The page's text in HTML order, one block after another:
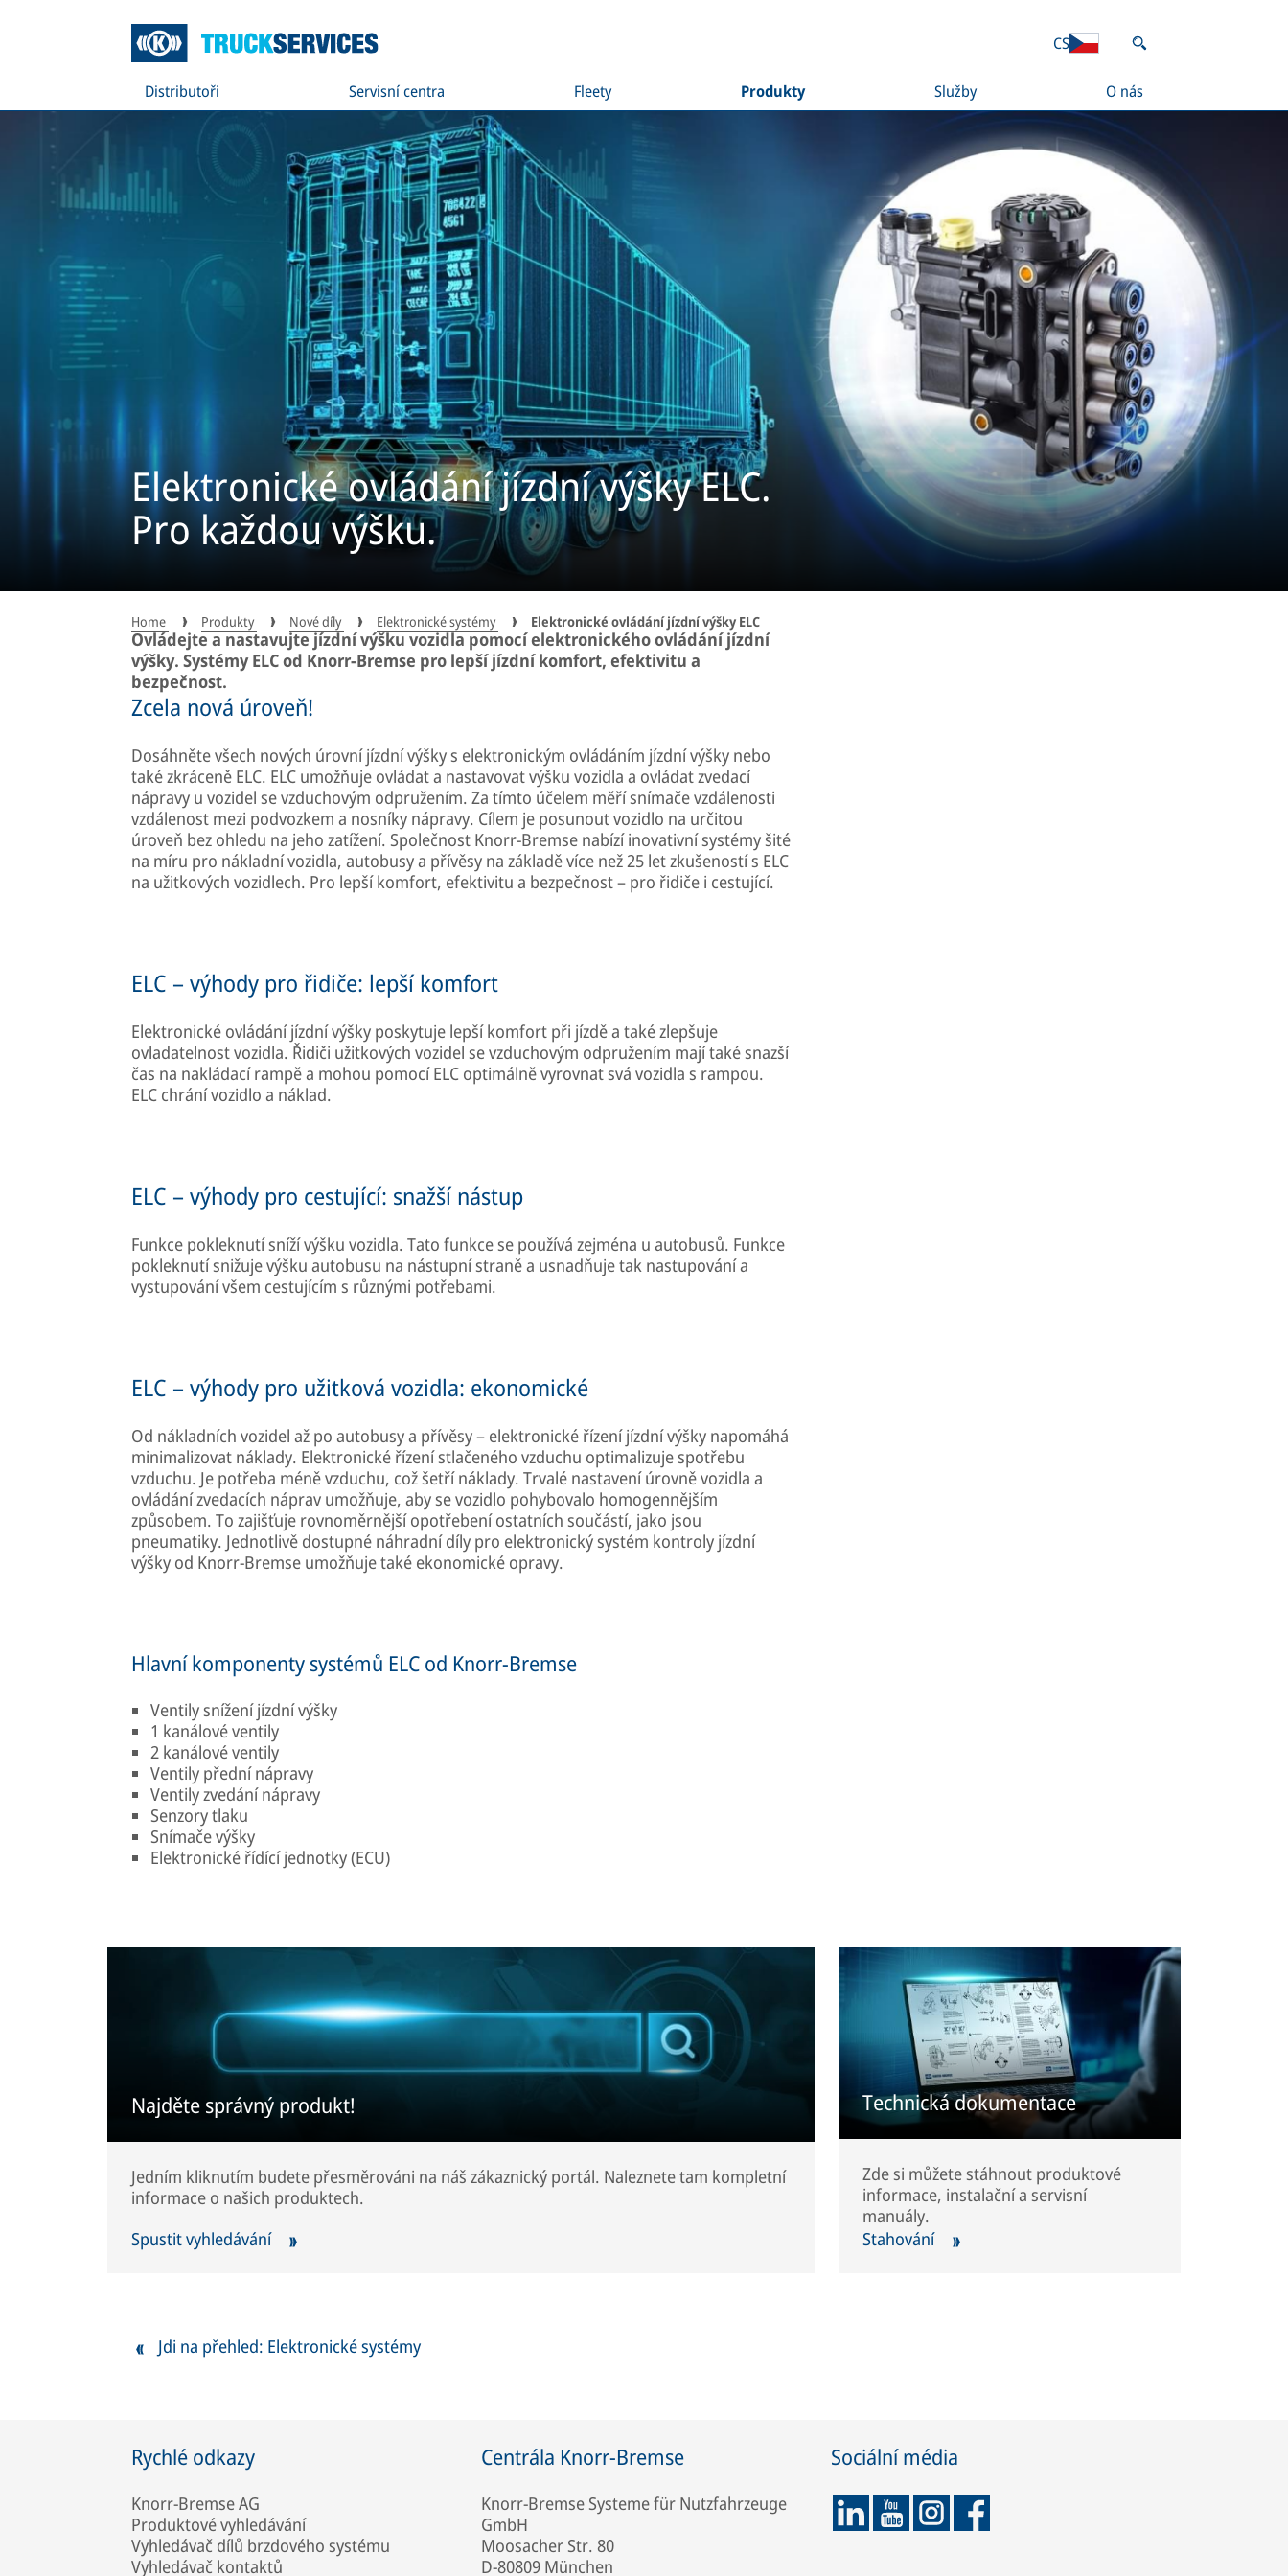
Distributoři Servisní centra Fleety Produkty Služby O nás
CS
Elektronické ovládání jízdní výšky ELC.
Pro každou výšku.
Home Produkty Nové díly Elektronické systémy Elektronické ovládání jízdní výšky ELC
Ovládejte a nastavujte jízdní výšku vozidla pomocí elektronického ovládání jízdní
výšky. Systémy ELC od Knorr-Bremse pro lepší jízdní komfort, efektivitu a
bezpečnost.
Zcela nová úroveň!
Dosáhněte všech nových úrovní jízdní výšky s elektronickým ovládáním jízdní výšky nebo
také zkráceně ELC. ELC umožňuje ovládat a nastavovat výšku vozidla a ovládat zvedací
nápravy u vozidel se vzduchovým odpružením. Za tímto účelem měří snímače vzdálenosti
vzdálenost mezi podvozkem a nosníky nápravy. Cílem je posunout vozidlo na určitou
úroveň bez ohledu na jeho zatížení. Společnost Knorr-Bremse nabízí inovativní systémy šité
na míru pro nákladní vozidla, autobusy a přívěsy na základě více než 25 let zkušeností s ELC
na užitkových vozidlech. Pro lepší komfort, efektivitu a bezpečnost – pro řidiče i cestující.
ELC – výhody pro řidiče: lepší komfort
Elektronické ovládání jízdní výšky poskytuje lepší komfort při jízdě a také zlepšuje
ovladatelnost vozidla. Řidiči užitkových vozidel se vzduchovým odpružením mají také snazší
čas na nakládací rampě a mohou pomocí ELC optimálně vyrovnat svá vozidla s rampou.
ELC chrání vozidlo a náklad.
ELC – výhody pro cestující: snažší nástup
Funkce pokleknutí sníží výšku vozidla. Tato funkce se používá zejména u autobusů. Funkce
pokleknutí snižuje výšku autobusu na nástupní straně a usnadňuje tak nastupování a
vystupování všem cestujícím s různými potřebami.
ELC – výhody pro užitková vozidla: ekonomické
Od nákladních vozidel až po autobusy a přívěsy – elektronické řízení jízdní výšky napomáhá
minimalizovat náklady. Elektronické řízení stlačeného vzduchu optimalizuje spotřebu
vzduchu. Je potřeba méně vzduchu, což šetří náklady. Trvalé nastavení úrovně vozidla a
ovládání zvedacích náprav umožňuje, aby se vozidlo pohybovalo homogennějším
způsobem. To zajišťuje rovnoměrnější opotřebení ostatních součástí, jako jsou
pneumatiky. Jednotlivě dostupné náhradní díly pro elektronický systém kontroly jízdní
výšky od Knorr-Bremse umožňuje také ekonomické opravy.
Hlavní komponenty systémů ELC od Knorr-Bremse
Ventily snížení jízdní výšky
1 kanálové ventily
2 kanálové ventily
Ventily přední nápravy
Ventily zvedání nápravy
Senzory tlaku
Snímače výšky
Elektronické řídící jednotky (ECU)
Najděte správný produkt!
Jedním kliknutím budete přesměrováni na náš zákaznický portál. Naleznete tam kompletní
informace o našich produktech.
Spustit vyhledávání
Technická dokumentace
Zde si můžete stáhnout produktové
informace, instalační a servisní
manuály.
Stahování
Jdi na přehled: Elektronické systémy
Rychlé odkazy
Knorr-Bremse AG
Produktové vyhledávání
Vyhledávač dílů brzdového systému
Vyhledávač kontaktů
Centrála Knorr-Bremse
Knorr-Bremse Systeme für Nutzfahrzeuge
GmbH
Moosacher Str. 80
D-80809 München
Sociální média